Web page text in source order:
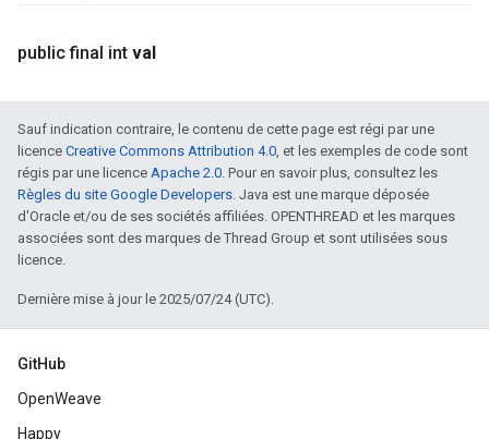
public final int val
Sauf indication contraire, le contenu de cette page est régi par une
licence Creative Commons Attribution 4.0, et les exemples de code sont
régis par une licence Apache 2.0. Pour en savoir plus, consultez les
Règles du site Google Developers. Java est une marque déposée
d'Oracle et/ou de ses sociétés affiliées. OPENTHREAD et les marques
associées sont des marques de Thread Group et sont utilisées sous
licence.
Dernière mise à jour le 2025/07/24 (UTC).
GitHub
OpenWeave
Happy